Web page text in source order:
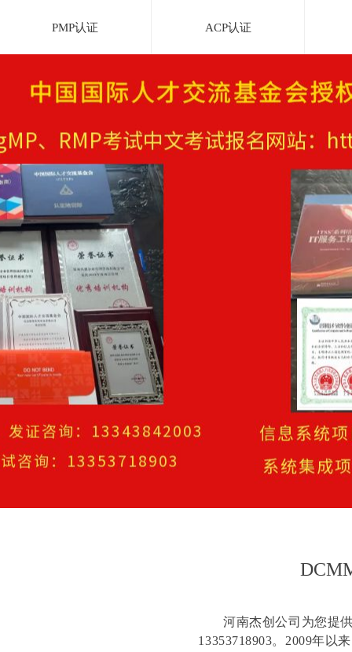
PMP认证 ACP认证
河南杰创公司为您提供
13353718903。2009年以